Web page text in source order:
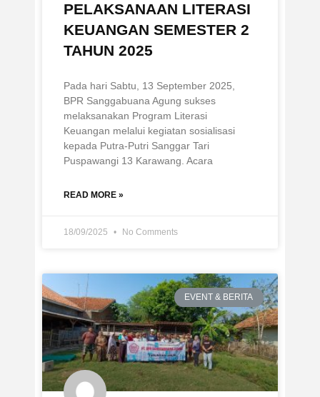
PELAKSANAAN LITERASI
KEUANGAN SEMESTER 2
TAHUN 2025
Pada hari Sabtu, 13 September 2025,
BPR Sanggabuana Agung sukses
melaksanakan Program Literasi
Keuangan melalui kegiatan sosialisasi
kepada Putra-Putri Sanggar Tari
Puspawangi 13 Karawang. Acara
READ MORE »
18/09/2025 No Comments
EVENT & BERITA